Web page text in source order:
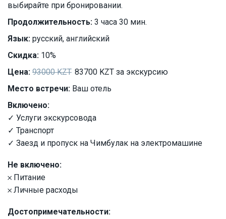
выбирайте при бронировании.
Продолжительность: 3 часа 30 мин.
Язык: русский, английский
Скидка: 10%
Цена: 93000 KZT 83700 KZT за экскурсию
Место встречи: Ваш отель
Включено:
✓ Услуги экскурсовода
✓ Транспорт
✓ Заезд и пропуск на Чимбулак на электромашине
Не включено:
𐄂 Питание
𐄂 Личные расходы
Достопримечательности: